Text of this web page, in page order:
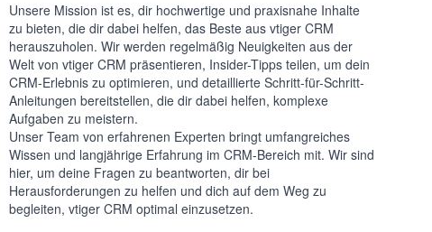
Unsere Mission ist es, dir hochwertige und praxisnahe Inhalte
zu bieten, die dir dabei helfen, das Beste aus vtiger CRM
herauszuholen. Wir werden regelmäßig Neuigkeiten aus der
Welt von vtiger CRM präsentieren, Insider-Tipps teilen, um dein
CRM-Erlebnis zu optimieren, und detaillierte Schritt-für-Schritt-
Anleitungen bereitstellen, die dir dabei helfen, komplexe
Aufgaben zu meistern.
Unser Team von erfahrenen Experten bringt umfangreiches
Wissen und langjährige Erfahrung im CRM-Bereich mit. Wir sind
hier, um deine Fragen zu beantworten, dir bei
Herausforderungen zu helfen und dich auf dem Weg zu
begleiten, vtiger CRM optimal einzusetzen.